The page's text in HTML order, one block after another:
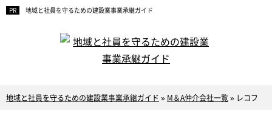
地域と社員を守るための建設業事業承継ガイド
地域と社員を守るための建設業事業承継ガイド » M＆A仲介会社一覧» レコフ